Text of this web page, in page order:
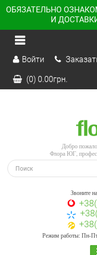
ОБЯЗАТЕЛЬНО
И
Войти
(0) 0.00грн.
Добро
Флора ЮГ,
Звоните
Режим работы: Пн-